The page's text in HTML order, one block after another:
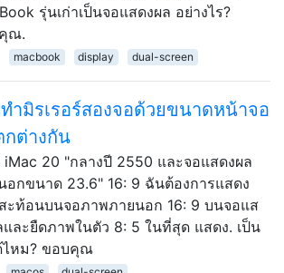
รุ่นเก่าเป็นจอแสดงผล อย่างไร?
ณ.
macbook display dual-screen
ำมิรเรอร์สองจอด้วยขนาดหน้าจอ
ต่างกัน
20 "กลางปี ​​2550 และจอแสดงผล
อกขนาด 23.6" 16: 9 ฉันต้องการแสดง
ะท้อนบนจอภาพภายนอก 16: 9 บนจอแส
และยืดภาพในตัว 8: 5 ในที่สุด แสดง. เป็น
ไหม? ขอบคุณ